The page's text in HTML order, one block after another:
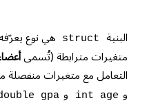
البنية struct
هي نوع
متغيرات مترابطة (تُسمى
التعامل مع متغيرات منفصلة
و int age و gpa